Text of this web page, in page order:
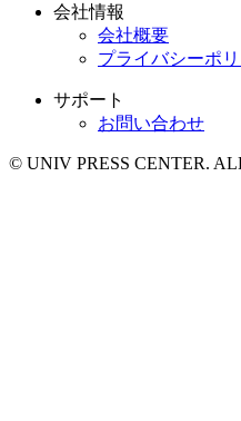
会社情報
会社概要
プライバシーポ
サポート
お問い合わせ
© UNIV PRESS CENTER.